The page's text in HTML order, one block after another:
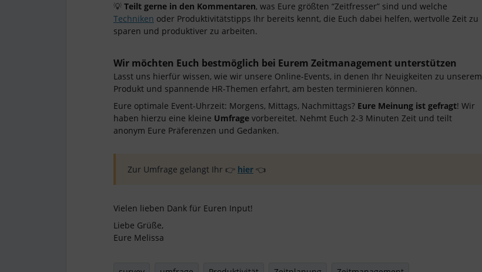
💡 Teilt gerne in den Kommentaren, was Eure größten “Zeitfresser” sind und welche
Techniken oder Produktivitätstipps Ihr bereits kennt, die Euch dabei helfen, wertvolle Zeit zu
sparen und produktiver zu arbeiten.
Wir möchten Euch bestmöglich bei Eurem Zeitmanagement unterstützen
Lasst uns hierfür wissen, wie wir unsere Online-Events, in denen Ihr Neuigkeiten zu unserem
Produkt und spannende HR-Themen erfahrt, am besten terminieren können.
Eure optimale Event-Uhrzeit: Morgens, Mittags, Nachmittags? Eure Meinung ist gefragt! Wir
haben hierzu eine kleine Umfrage vorbereitet. Nehmt Euch 2-3 Minuten Zeit und teilt
anonym Eure Präferenzen und Gedanken.
Zur Umfrage gelangt Ihr 👉 hier 👈
Vielen lieben Dank für Euren Input!
Liebe Grüße,
Eure Melissa